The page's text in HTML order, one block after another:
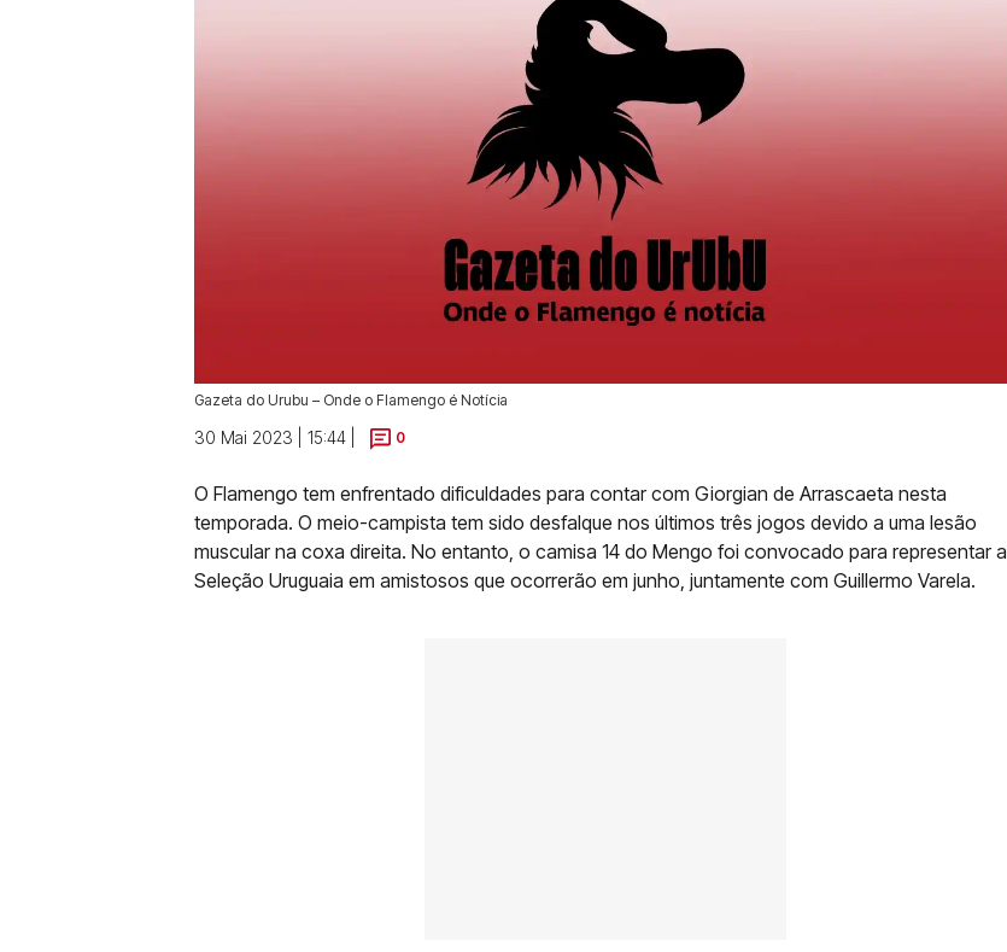
Gazeta do Urubu – Onde o Flamengo é Notícia
30 Mai 2023 | 15:44 | 0
O Flamengo tem enfrentado dificuldades para contar com Giorgian de Arrascaeta nesta
temporada. O meio-campista tem sido desfalque nos últimos três jogos devido a uma lesão
muscular na coxa direita. No entanto, o camisa 14 do Mengo foi convocado para representar a
Seleção Uruguaia em amistosos que ocorrerão em junho, juntamente com Guillermo Varela.